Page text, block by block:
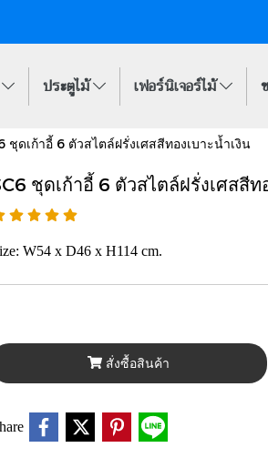
ประตูไม้ เฟอร์นิเจอร์ไม้
ชุดเก้าอี้ 6 ตัวสไตล์ฝรั่งเศสสีทองเบาะน้ำเงิน
ชุดเก้าอี้ 6 ตัวสไตล์ฝรั่งเศสสีท
W54 x D46 x H114 cm.
สั่งซื้อสินค้า